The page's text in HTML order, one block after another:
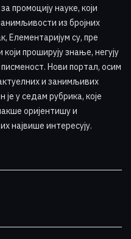
промоцију науке, који
из бројних
Елементаријум су, пре
проширују знање, негују
Нови портал, осим
и занимљивих
је у седам рубрика, које
оријентишу и
највише интересују.